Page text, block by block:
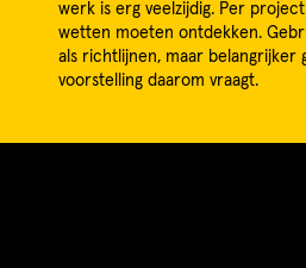
werk is erg veelzijdig. Per
wetten moeten ontdekken.
als richtlijnen, maar belangrijker
voorstelling daarom vraagt.